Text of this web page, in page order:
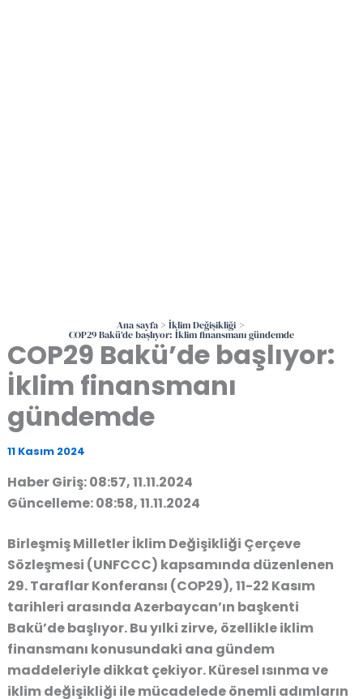
Ana sayfa İklim Değişikliği
COP29 Bakü’de başlıyor: İklim finansmanı gündemde
COP29 Bakü’de başlıyor:
İklim finansmanı
gündemde
11 Kasım 2024
Haber Giriş: 08:57, 11.11.2024
Güncelleme: 08:58, 11.11.2024
Birleşmiş Milletler İklim Değişikliği Çerçeve
Sözleşmesi (UNFCCC) kapsamında düzenlenen
29. Taraflar Konferansı (COP29), 11-22 Kasım
tarihleri arasında Azerbaycan’ın başkenti
Bakü’de başlıyor. Bu yılki zirve, özellikle iklim
finansmanı konusundaki ana gündem
maddeleriyle dikkat çekiyor. Küresel ısınma ve
iklim değişikliği ile mücadelede önemli adımların